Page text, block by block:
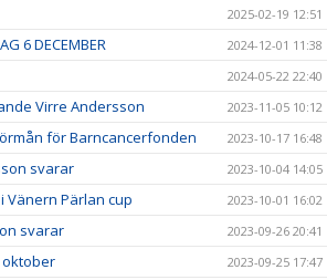
2025-02-19 12:51
6 DECEMBER 2024-12-01 11:38
2024-05-22 22:40
Virre Andersson 2023-11-05 10:12
för Barncancerfonden 2023-10-17 16:48
svarar 2023-10-04 14:05
Vänern Pärlan cup 2023-10-01 16:02
svarar 2023-09-26 20:41
2023-09-25 17:47